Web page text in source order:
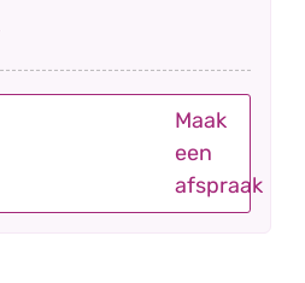
Maak
een
afspraak